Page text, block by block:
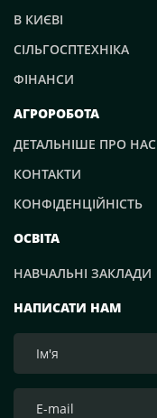
НАПИСАТИ НАМ
В КИЄВІ
СІЛЬГОСПТЕХНІКА
ФІНАНСИ
АГРОРОБОТА
ДЕТАЛЬНІШЕ ПРО НАС
КОНТАКТИ
КОНФІДЕНЦІЙНІСТЬ
ОСВІТА
НАВЧАЛЬНІ ЗАКЛАДИ